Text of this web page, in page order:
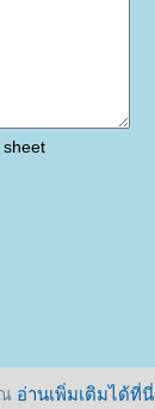
อ่านเพิ่มเติมได้ที่นี่